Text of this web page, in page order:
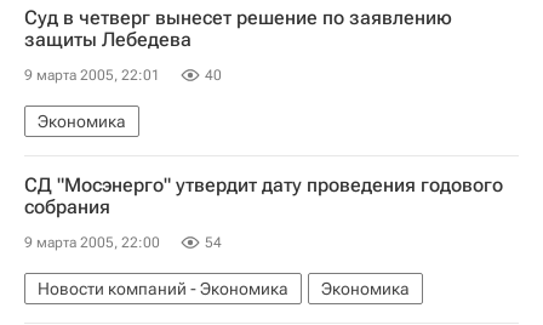
Суд в четверг вынесет решение по заявлению
защиты Лебедева
9 марта 2005, 22:01 40
Экономика
СД "Мосэнерго" утвердит дату проведения годового
собрания
9 марта 2005, 22:00 54
Новости компаний - Экономика Экономика